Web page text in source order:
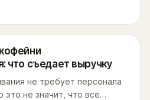
что съедает выручку
не требует персонала
не значит, что все